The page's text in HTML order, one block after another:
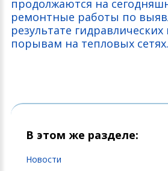
продолжаются на
ремонтные работы по
результате
порывам на тепловых сетях.
В этом же разделе:
Новости